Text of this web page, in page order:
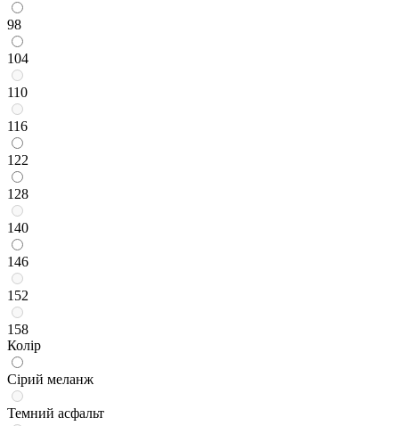
98
104
110
116
122
128
140
146
152
158
Колір
Сірий меланж
Темний асфальт